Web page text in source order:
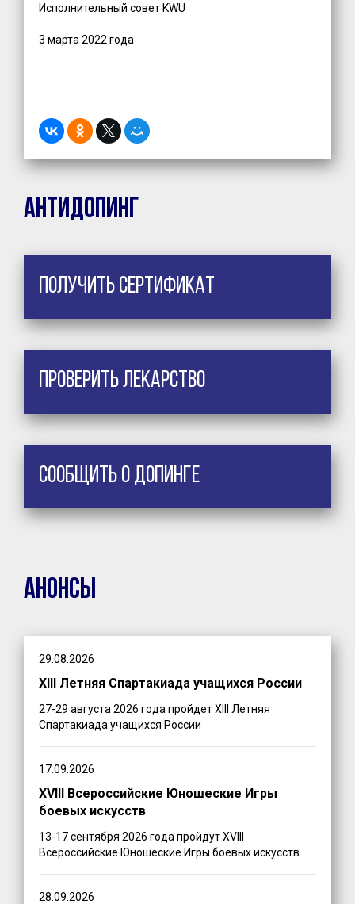
Исполнительный совет KWU
3 марта 2022 года
Антидопинг
Получить сертификат
Проверить лекарство
Сообщить о допинге
Анонсы
29.08.2026
XIII Летняя Спартакиада учащихся России
27-29 августа 2026 года пройдет XIII Летняя
Спартакиада учащихся России
17.09.2026
XVIII Всероссийские Юношеские Игры
боевых искусств
13-17 сентября 2026 года пройдут XVIII
Всероссийские Юношеские Игры боевых искусств
28.09.2026